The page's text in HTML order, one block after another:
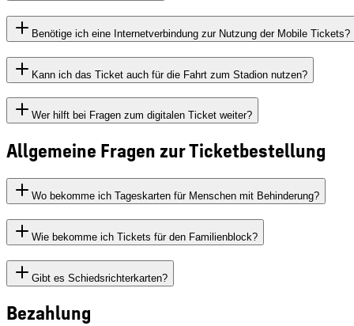
Benötige ich eine Internetverbindung zur Nutzung der Mobile Tickets?
Kann ich das Ticket auch für die Fahrt zum Stadion nutzen?
Wer hilft bei Fragen zum digitalen Ticket weiter?
Allgemeine Fragen zur Ticketbestellung
Wo bekomme ich Tageskarten für Menschen mit Behinderung?
Wie bekomme ich Tickets für den Familienblock?
Gibt es Schiedsrichterkarten?
Bezahlung